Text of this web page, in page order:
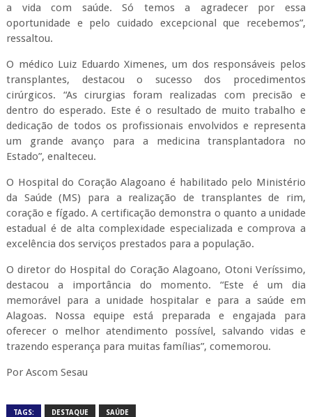
a vida com saúde. Só temos a agradecer por essa
oportunidade e pelo cuidado excepcional que recebemos”,
ressaltou.
O médico Luiz Eduardo Ximenes, um dos responsáveis pelos
transplantes, destacou o sucesso dos procedimentos
cirúrgicos. “As cirurgias foram realizadas com precisão e
dentro do esperado. Este é o resultado de muito trabalho e
dedicação de todos os profissionais envolvidos e representa
um grande avanço para a medicina transplantadora no
Estado”, enalteceu.
O Hospital do Coração Alagoano é habilitado pelo Ministério
da Saúde (MS) para a realização de transplantes de rim,
coração e fígado. A certificação demonstra o quanto a unidade
estadual é de alta complexidade especializada e comprova a
excelência dos serviços prestados para a população.
O diretor do Hospital do Coração Alagoano, Otoni Veríssimo,
destacou a importância do momento. “Este é um dia
memorável para a unidade hospitalar e para a saúde em
Alagoas. Nossa equipe está preparada e engajada para
oferecer o melhor atendimento possível, salvando vidas e
trazendo esperança para muitas famílias”, comemorou.
Por Ascom Sesau
TAGS: DESTAQUE SAÚDE